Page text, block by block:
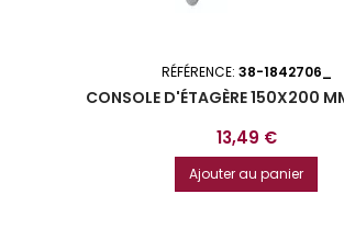
RÉFÉRENCE: 38-1842706_
CONSOLE D'ÉTAGÈRE 150X200
Prix
13,49 €
Ajouter au panier